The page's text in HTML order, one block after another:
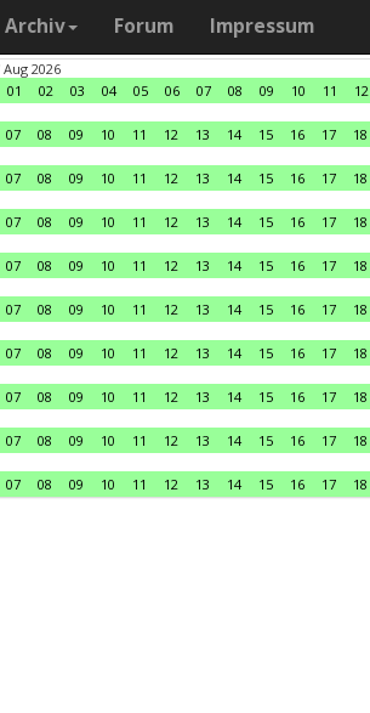
Archiv Forum Impressum
Aug 2026
01 02 03 04 05 06 07 08 09 10 11 12
07 08 09 10 11 12 13 14 15 16 17 18
07 08 09 10 11 12 13 14 15 16 17 18
07 08 09 10 11 12 13 14 15 16 17 18
07 08 09 10 11 12 13 14 15 16 17 18
07 08 09 10 11 12 13 14 15 16 17 18
07 08 09 10 11 12 13 14 15 16 17 18
07 08 09 10 11 12 13 14 15 16 17 18
07 08 09 10 11 12 13 14 15 16 17 18
07 08 09 10 11 12 13 14 15 16 17 18